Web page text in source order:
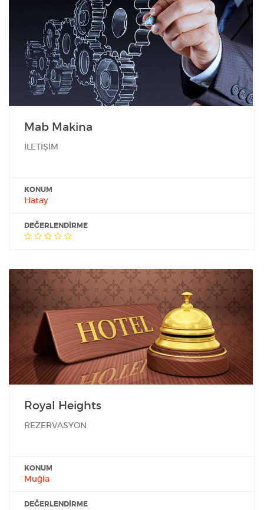
Mab Makina
İLETİŞİM
KONUM
Hatay
DEĞERLENDIRME
Royal Heights
REZERVASYON
KONUM
Muğla
DEĞERLENDIRME